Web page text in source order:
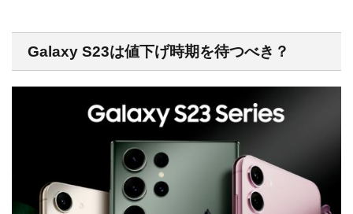
Galaxy S23は値下げ時期を待つべき？